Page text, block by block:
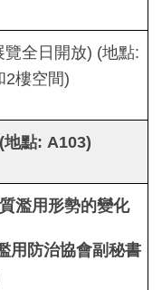
全日開放) (地點:
2樓空間)
地點: A103)
濫用形勢的變化
用防治協會副秘書